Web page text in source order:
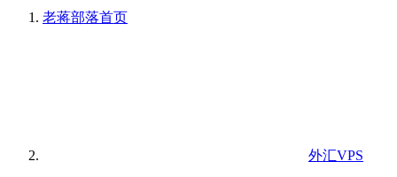
老蒋部落首页
外汇VPS